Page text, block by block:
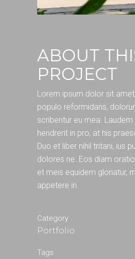
ABOUT
PROJECT
Lorem ipsum dolor sit
populo reformidans,
scribentur eu mea. Laudem
hendrerit in pro, at his
Duo et liber nihil tritani, ius
dolores ne. Eos diam
et meis equidem gloriatur,
appetere in.
Category
Portfolio
Tags